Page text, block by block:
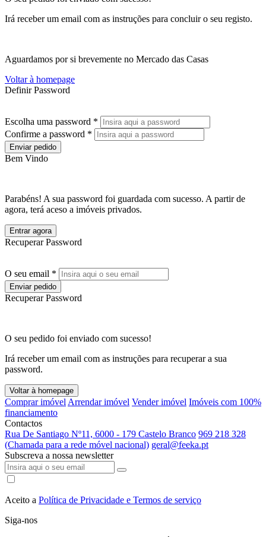
Irá receber um email com as instruções para concluir o seu registo.
Aguardamos por si brevemente no Mercado das Casas
Voltar à homepage
Definir Password
Escolha uma password *
Confirme a password *
Enviar pedido
Bem Vindo
Parabéns! A sua password foi guardada com sucesso. A partir de
agora, terá aceso a imóveis privados.
Entrar agora
Recuperar Password
O seu email *
Enviar pedido
Recuperar Password
O seu pedido foi enviado com sucesso!
Irá receber um email com as instruções para recuperar a sua
password.
Voltar à homepage
Comprar imóvel Arrendar imóvel Vender imóvel Imóveis com 100%
financiamento
Contactos
Rua De Santiago Nº11, 6000 - 179 Castelo Branco 969 218 328
(Chamada para a rede móvel nacional) geral@feeka.pt
Subscreva a nossa newsletter
Aceito a Política de Privacidade e Termos de serviço
Siga-nos